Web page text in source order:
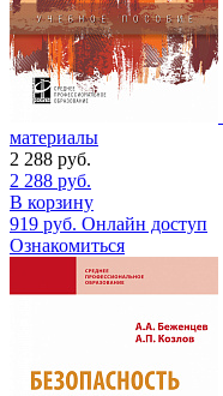
материалы
2 288 руб.
2 288 руб.
В корзину
919 руб. Онлайн доступ
Ознакомиться